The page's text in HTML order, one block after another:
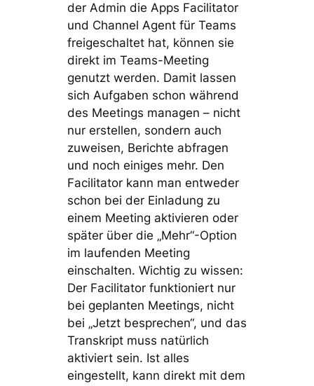
der Admin die Apps Facilitator
und Channel Agent für Teams
freigeschaltet hat, können sie
direkt im Teams-Meeting
genutzt werden. Damit lassen
sich Aufgaben schon während
des Meetings managen – nicht
nur erstellen, sondern auch
zuweisen, Berichte abfragen
und noch einiges mehr. Den
Facilitator kann man entweder
schon bei der Einladung zu
einem Meeting aktivieren oder
später über die „Mehr“-Option
im laufenden Meeting
einschalten. Wichtig zu wissen:
Der Facilitator funktioniert nur
bei geplanten Meetings, nicht
bei „Jetzt besprechen“, und das
Transkript muss natürlich
aktiviert sein. Ist alles
eingestellt, kann direkt mit dem